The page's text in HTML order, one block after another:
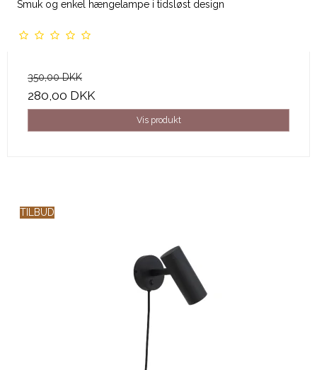
Smuk og enkel hængelampe i tidsløst design
350,00 DKK
280,00 DKK
Vis produkt
TILBUD